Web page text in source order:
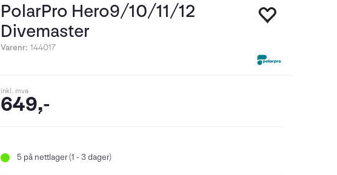
PolarPro Hero9/10/11/12
Divemaster
Varenr: 144017
inkl. mva
649,-
5 på nettlager (1 - 3 dager)